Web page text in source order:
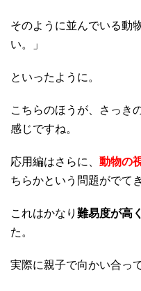
そのように並んでいる動
い。」
といったように。
こちらのほうが、さっき
感じですね。
応用編はさらに、 動物の
ちらかという問題がでて
これはかなり 難易度が高
た。
実際に親子で向かい合って